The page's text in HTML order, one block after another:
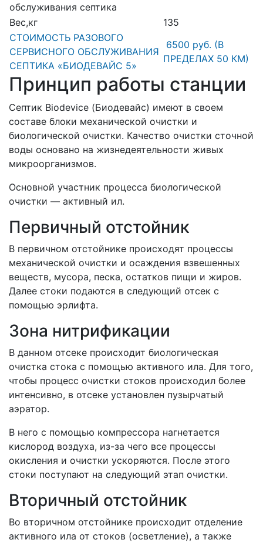
обслуживания септика
Вес,кг
135
СТОИМОСТЬ РАЗОВОГО
СЕРВИСНОГО ОБСЛУЖИВАНИЯ
СЕПТИКА «БИОДЕВАЙС 5»
6500 руб. (В
ПРЕДЕЛАХ 50 КМ)
Принцип работы станции
Септик Biodevice (Биодевайс) имеют в своем
составе блоки механической очистки и
биологической очистки. Качество очистки сточной
воды основано на жизнедеятельности живых
микроорганизмов.
Основной участник процесса биологической
очистки — активный ил.
Первичный отстойник
В первичном отстойнике происходят процессы
механической очистки и осаждения взвешенных
веществ, мусора, песка, остатков пищи и жиров.
Далее стоки подаются в следующий отсек с
помощью эрлифта.
Зона нитрификации
В данном отсеке происходит биологическая
очистка стока с помощью активного ила. Для того,
чтобы процесс очистки стоков происходил более
интенсивно, в отсеке установлен пузырчатый
аэратор.
В него с помощью компрессора нагнетается
кислород воздуха, из-за чего все процессы
окисления и очистки ускоряются. После этого
стоки поступают на следующий этап очистки.
Вторичный отстойник
Во вторичном отстойнике происходит отделение
активного ила от стоков (осветление), а также